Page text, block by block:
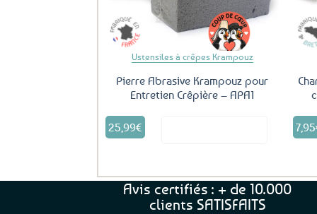
Ustensiles à crêpes Krampouz
Pierre Abrasive Krampouz pour
Entretien Crêpière – APA1
25,99€ 7,95
Avis certifiés : + de 10.000
clients SATISFAITS